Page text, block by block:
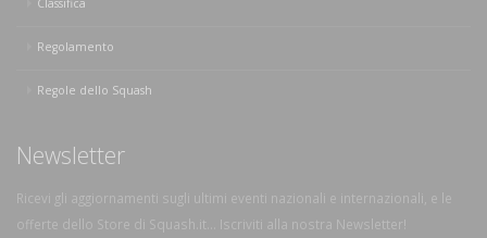
Regolamento
Regole dello Squash
Newsletter
Ricevi gli aggiornamenti sugli ultimi eventi nazionali e internazionali, e le
offerte dello Store di Squash.it... Iscriviti alla nostra Newsletter!